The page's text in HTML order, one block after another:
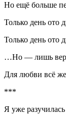
Но ещё больше
Только день ото
Только день ото
…Но — лишь
Для любви всё
***
Я уже разучилась